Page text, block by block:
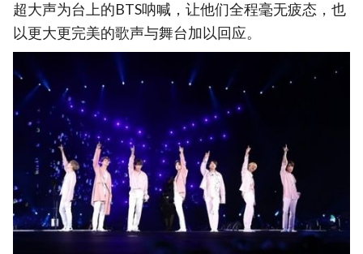
超大声为台上的BTS呐喊，让他们全程毫无疲态，也
以更大更完美的歌声与舞台加以回应。